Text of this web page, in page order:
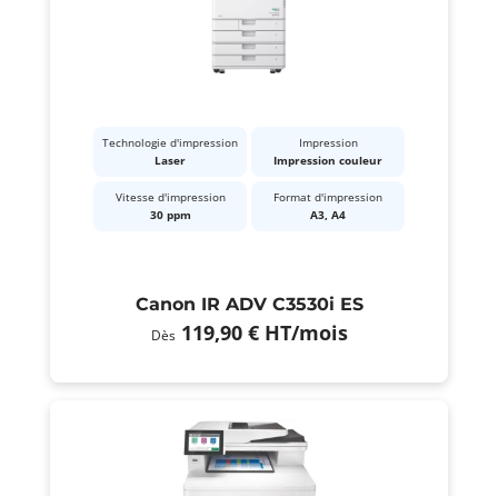
Technologie d'impression
Laser
Impression
Impression couleur
Vitesse d'impression
30 ppm
Format d'impression
A3, A4
Canon IR ADV C3530i ES
Dès 119,90 € HT/mois